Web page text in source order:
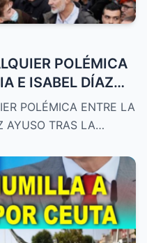
POLÉMICA
E ISABEL DÍAZ
A VILLAMANTA
POLÉMICA ENTRE LA
AYUSO TRAS LA…